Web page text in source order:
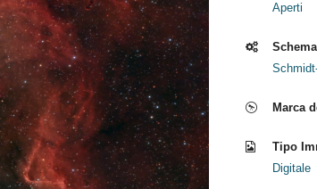
Aperti
Marca
Tipo
Digitale